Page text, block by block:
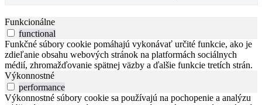
Funkcionálne
functional
Funkčné súbory cookie pomáhajú vykonávať určité funkcie, ako je
zdieľanie obsahu webových stránok na platformách sociálnych
médií, zhromažďovanie spätnej väzby a ďalšie funkcie tretích strán.
Výkonnostné
performance
Výkonnostné súbory cookie sa používajú na pochopenie a analýzu